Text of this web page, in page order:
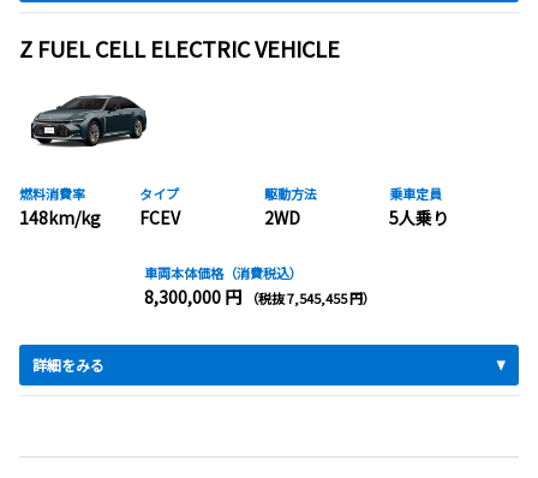
Z FUEL CELL ELECTRIC VEHICLE
燃料消費率
148km/kg
タイプ
FCEV
駆動方法
2WD
乗車定員
5人乗り
車両本体価格（消費税込）
8,300,000 円 （税抜 7,545,455 円）
詳細をみる